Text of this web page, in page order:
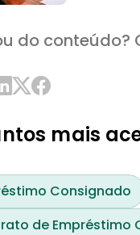
do conteúdo?
mais
Consignado
de Empréstimo